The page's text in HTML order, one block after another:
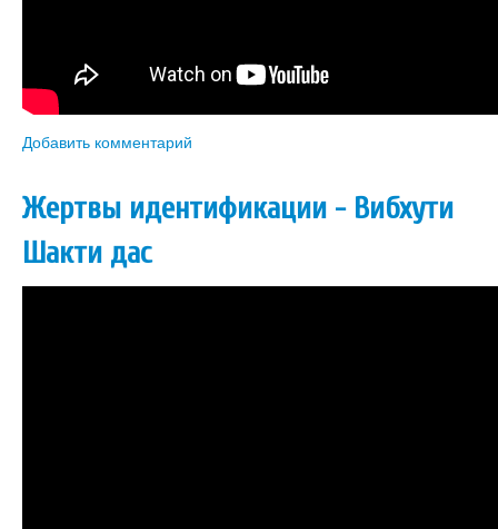
Добавить комментарий
Жертвы идентификации - Вибхути
Шакти дас